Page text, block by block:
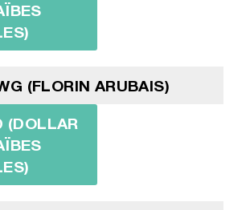
(FLORIN ARUBAIS)
(DOLLAR